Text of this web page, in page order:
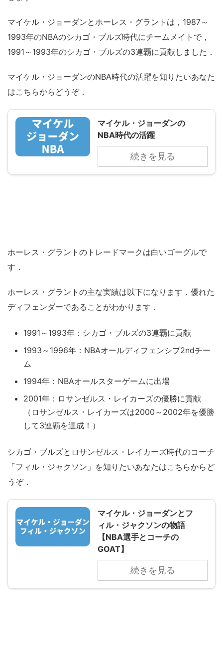
マイケル・ジョーダンとホーレス・グラントは，1987～
1993年のNBAのシカゴ・ブルズ時代にチームメイトで，
1991～1993年のシカゴ・ブルズの3連覇に貢献しました．
マイケル・ジョーダンのNBA時代の活躍を知りたいあなた
はこちらからどうぞ．
マイケル・ジョーダンの
NBA時代の活躍
続きを見る
ホーレス・グラントのトレードマークは白いゴーグルで
す．
ホーレス・グラントの主な実績は以下になります．優れた
ディフェンダーであることがわかります．
1991～1993年：シカゴ・ブルズの3連覇に貢献
1993～1996年：NBAオールディフェンシブ2ndチー
ム
1994年：NBAオールスターゲームに出場
2001年：ロサンゼルス・レイカーズの優勝に貢献
（ロサンゼルス・レイカーズは2000～2002年を優勝
して3連覇を達成！）
シカゴ・ブルズとロサンゼルス・レイカーズ時代のコーチ
「フィル・ジャクソン」を知りたいあなたはこちらからど
うぞ．
マイケル・ジョーダンとフ
ィル・ジャクソンの物語
【NBA選手とコーチの
GOAT】
続きを見る